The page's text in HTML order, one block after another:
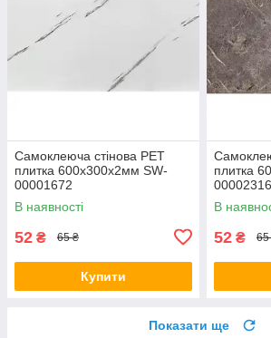
Самоклеюча стінова PET
плитка 600х300х2мм SW-
00001672
В наявності
52 ₴ 65 ₴
Купити
плитка
00002316
В
52 ₴ 65
Показати ще